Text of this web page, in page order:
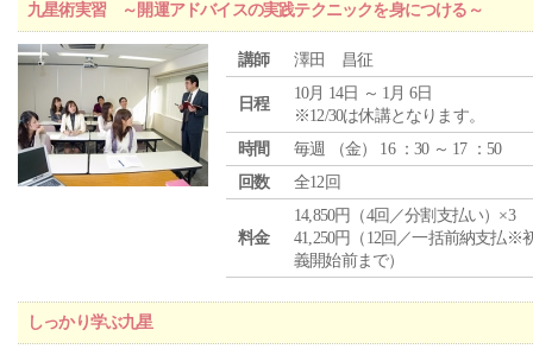
九星術実習 ～開運アドバイスの実践テクニックを身につける～
講師 澤田 昌征
日程
10月 14日 ～ 1月 6日
※12/30は休講となります。
時間
毎週 （金） 16 ：30 ～ 17 ：50
回数
全12回
料金
14,850円（4回／分割支払い）×3
41,250円（12回／一括前納支払※
義開始前まで）
しっかり学ぶ九星